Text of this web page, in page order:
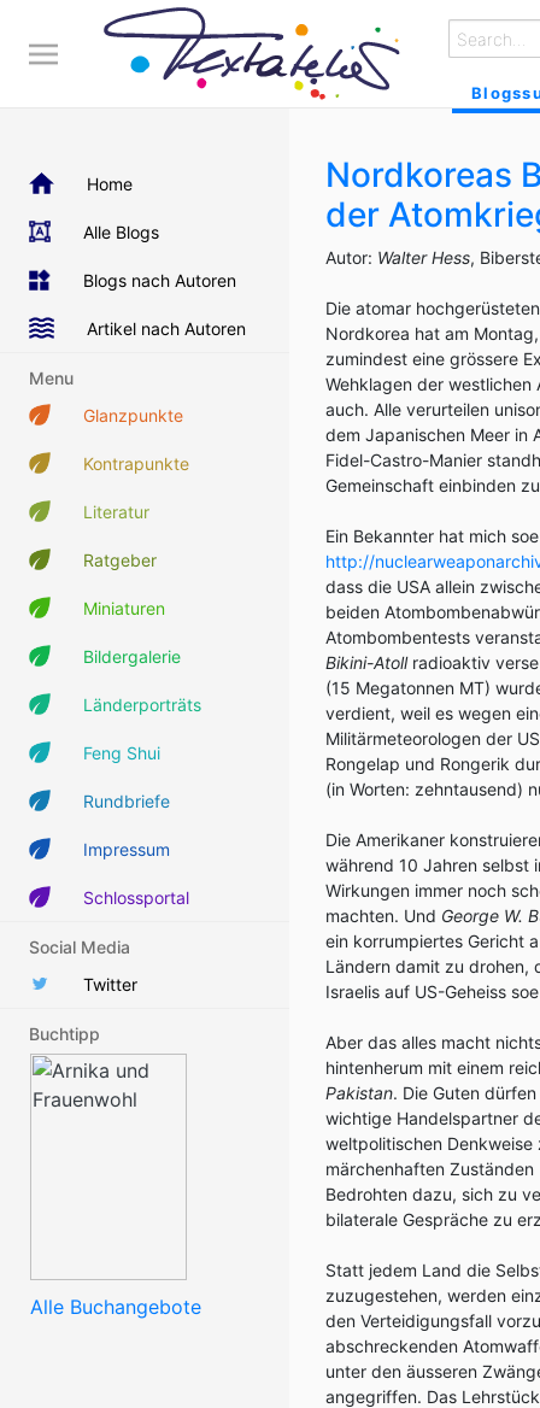
Home
Alle Blogs
Blogs nach Autoren
Artikel nach Autoren
Menu
Glanzpunkte
Kontrapunkte
Literatur
Ratgeber
Miniaturen
Bildergalerie
Länderporträts
Feng Shui
Rundbriefe
Impressum
Schlossportal
Social Media
Twitter
Buchtipp
Alle Buchangebote
Nordkoreas
der
Autor: Walter Hess,
Die atomar
Nordkorea hat am
zumindest eine grössere
Wehklagen der
auch. Alle verurteilen
dem Japanischen Meer in
Fidel-Castro-Manier
Gemeinschaft einbinden
Ein Bekannter hat mich
http://
dass die USA allein
beiden
Atombombentests
Bikini-Atollradioaktiv
(15 Megatonnen MT)
verdient, weil es wegen
Militärmeteorologen der
Rongelap und Rongerik
(in Worten: zehntausend)
Die Amerikaner
während 10 Jahren selbst
Wirkungen immer noch
machten. Und George W.
ein korrumpiertes Gericht
Ländern damit zu drohen,
Israelis auf US-Geheiss
Aber das alles macht
hintenherum mit einem
Pakistan. Die Guten
wichtige Handelspartner
weltpolitischen Denkweise
märchenhaften
Bedrohten dazu, sich zu
bilaterale Gespräche zu
Statt jedem Land die
zuzugestehen, werden
den Verteidigungsfall
abschreckenden
unter den äusseren
angegriffen. Das